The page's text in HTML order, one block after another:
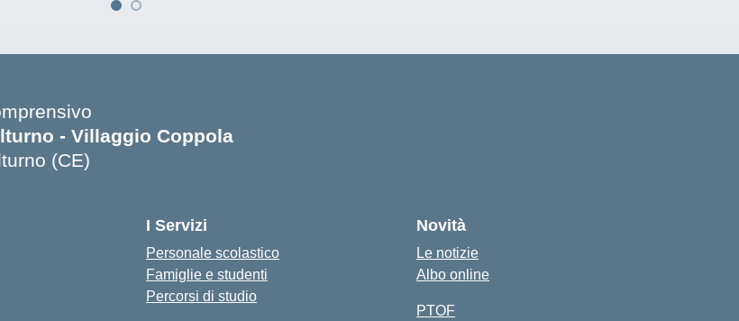
- Villaggio Coppola
(CE)
I Servizi
Personale scolastico
Famiglie e studenti
Percorsi di studio
Novità
Le notizie
Albo online
PTOF